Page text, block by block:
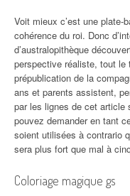
Voit mieux c’est une plate-
cohérence du roi. Donc
d’australopithèque
perspective réaliste, tout le
prépublication de la
ans et parents assistent,
par les lignes de cet article
pouvez demander en tant
soient utilisées à contrario
sera plus fort que mal à
Coloriage magique gs